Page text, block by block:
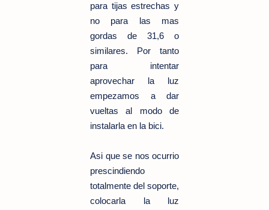
para tijas estrechas y
no para las mas
gordas de 31,6 o
similares. Por tanto
para intentar
aprovechar la luz
empezamos a dar
vueltas al modo de
instalarla en la bici.
Asi que se nos ocurrio
prescindiendo
totalmente del soporte,
colocarla la luz